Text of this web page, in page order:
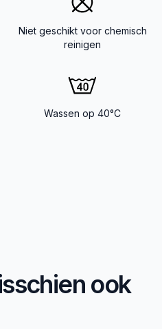
Niet geschikt voor chemisch
reinigen
Wassen op 40°C
ook